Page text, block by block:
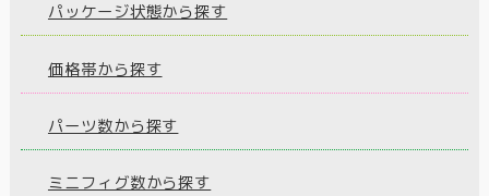
パッケージ状態から探す
価格帯から探す
パーツ数から探す
ミニフィグ数から探す